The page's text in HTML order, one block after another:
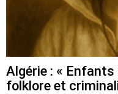
Algérie : «
folklore et